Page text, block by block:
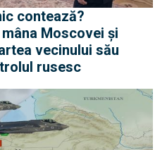
contează?
Moscovei și
vecinului său
rusesc